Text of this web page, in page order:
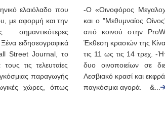
ελαιόλαδο που
με αφορμή και την
ειδησεογραφικά
Street Journal, το
τις τελευταίες
παραγωγής
χώρες, όπως
-O «Οινοφόρος
και ο "Μεθυμναίος
από κοινού στην
Έκθεση κρασιών της
τις 11 ως τις 14 τρεχ.
δυο οινοποιείων σε
Λεσβιακό κρασί και
παγκόσμια αγορά. &...